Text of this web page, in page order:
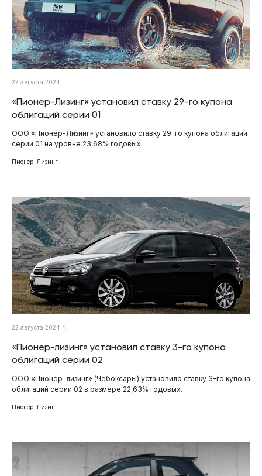
27 августа 2024 г.
«Пионер-Лизинг» установил ставку 29-го купона
облигаций серии 01
ООО «Пионер-Лизинг» установило ставку 29-го купона облигаций
серии 01 на уровне 23,68% годовых.
Пионер-Лизинг
22 августа 2024 г.
«Пионер-лизинг» установил ставку 3-го купона
облигаций серии 02
ООО «Пионер-лизинг» (Чебоксары) установило ставку 3-го купона
облигаций серии 02 в размере 22,63% годовых.
Пионер-Лизинг